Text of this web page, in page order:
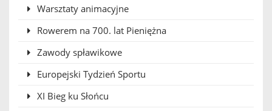
Warsztaty animacyjne
Rowerem na 700. lat Pieniężna
Zawody spławikowe
Europejski Tydzień Sportu
XI Bieg ku Słońcu